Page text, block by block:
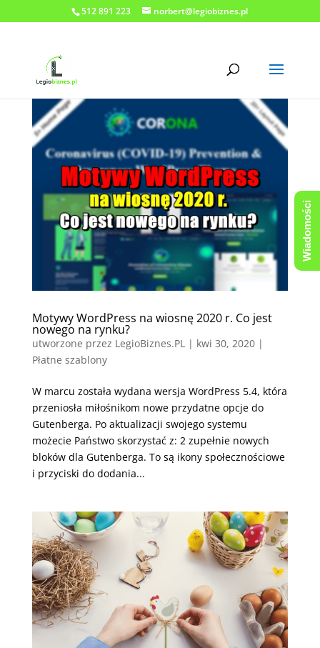
512 891 223 norbert@legiobiznes.pl
Motywy WordPress na wiosnę 2020 r. Co jest
nowego na rynku?
utworzone przez LegioBiznes.PL | kwi 30, 2020|
Płatne szablony
W marcu została wydana wersja WordPress 5.4, która
przeniosła miłośnikom nowe przydatne opcje do
Gutenberga. Po aktualizacji swojego systemu
możecie Państwo skorzystać z: 2 zupełnie nowych
bloków dla Gutenberga. To są ikony społecznościowe
i przyciski do dodania...
Wiadomości